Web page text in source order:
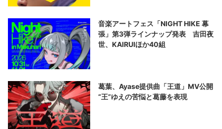
音楽アートフェス「NIGHT HIKE 幕
張」第3弾ラインナップ発表 吉田夜
世、KAIRUIほか40組
葛葉、Ayase提供曲「王道」MV公開
“王”ゆえの苦悩と葛藤を表現